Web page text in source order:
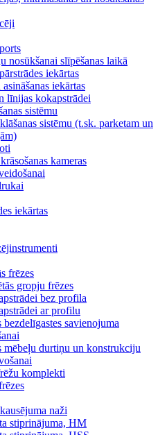
nosūkšanai slīpēšanas laikā
iekārtas
iekārtas
līnijas kokapstrādei
sistēmu
sistēmu (t.sk. parketam un
kameras
iekārtas
frēzes
gropju frēzes
bez profila
ar profilu
bezdelīgastes savienojuma
mēbeļu durtiņu un konstrukciju
komplekti
naži
stiprinājuma, HM